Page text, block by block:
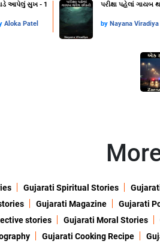
આપેલું સુખ - 1
Aloka Patel
પરીક્ષા પહેલાં ગાયબ
by Nayana Viradiya
Gujarati Spiritual Stories
Gujarati Magazine Gujarati
stories
Gujarati Moral Stories
Gujarati Cooking Recipe